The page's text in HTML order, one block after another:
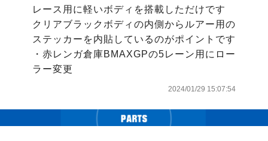
レース用に軽いボディを搭載しただけです
クリアブラックボディの内側からルアー用の
ステッカーを内貼しているのがポイントです
・赤レンガ倉庫BMAXGPの5レーン用にロー
ラー変更
2024/01/29 15:07:54